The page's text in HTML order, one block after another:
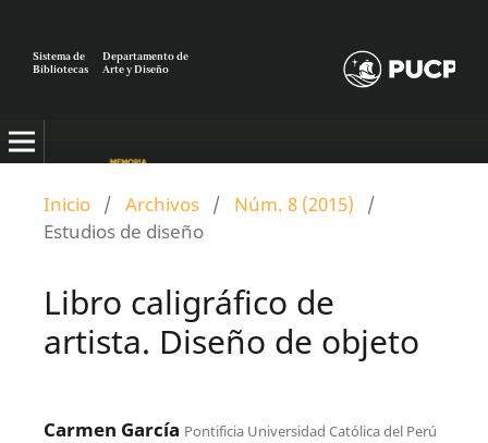
Sistema de
Bibliotecas
Departamento de
Arte y Diseño
Inicio / Archivos / Núm. 8 (2015)
/
Estudios de diseño
Libro caligráfico de
artista. Diseño de objeto
Carmen García Pontificia Universidad Católica del Perú